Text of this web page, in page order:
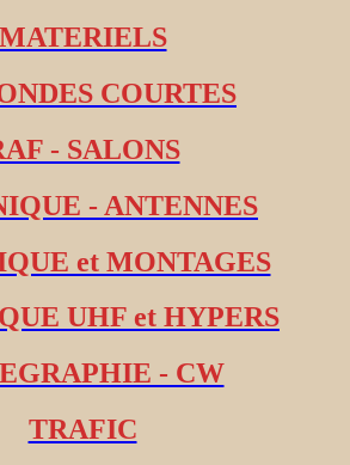
MATERIELS
COURTES
- SALONS
- ANTENNES
et MONTAGES
UHF et HYPERS
- CW
TRAFIC